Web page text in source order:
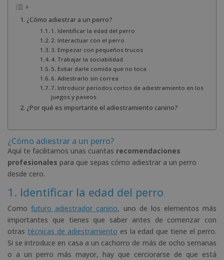
¿Cómo adiestrar a un perro?
1. Identificar la edad del perro
2. Interactuar con el perro
3. Empezar con pequeños trucos
4. Trabajar la sociabilidad
5. Evitar darle comida que no toca
6. Adiestrarlo sin correa
7. Introducir periodos cortos de adiestramiento en los
juegos y paseos
¿Por qué es importante el adiestramiento canino?
¿Cómo adiestrar a un perro?
Aquí te facilitamos unas cuantas recomendaciones
profesionales para que sepas cómo adiestrar a un perro
desde cero.
1. Identificar la edad del perro
Comofuturo adiestrador canino, uno de los elementos más
importantes que tienes que saber antes de comenzar con
otras técnicas de adiestramiento es la edad que tiene el perro.
Si se introduce en casa a un cachorro de más de ocho semanas
o a un perro más mayor, hay que cerciorarse de que está